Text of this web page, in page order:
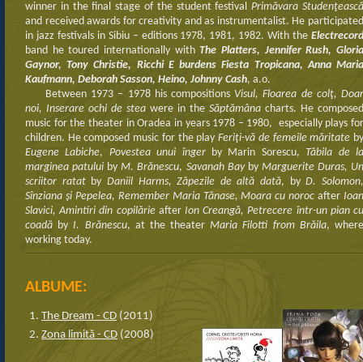
winner in the final stage of the student festivalPrimăvara
and received awards for creativity and as instrumentalist. He participated
in jazz festivals in Sibiu – editions 1978, 1981, 1982. With the Electrecord
band he toured internationally withThe Platters, Jennifer Rush,
Gaynor, Tony Christie, Ricchi E burdens Fiesta Tropicana, Anna Maria
Kaufmann, Deborah Sasson, Heino, Johnny Cash, a.o.
Between 1973 – 1978 his compositionsVisul, Floarea de colţ,
noi, Inserare ochi de stea were in the Săptămâna charts. He composed
music for the theater in Oradea in years 1978 – 1980, especially plays for
children. He composed music for the playFeriţi-vă de femeile măritate
Eugene Labiche, Povestea unui îngerby Marin Sorescu,Tăbila de
marginea patului byM. Brănescu, Savanah Bayby Marguerite Duras,
scriitor ratatby Daniil Harms, Zăpezile de altă dată, byD.
Sînziana şi Pepelea, Remember Maria Tănase, Moara cu noroc after
Slavici, Amintiri din copilărieafterIon Creangă, Petrecere într-un pian
coadă byI. Brănescu, at the theaterMaria Filotti from Brăila,
working today.
ALBUME:
The Dream - CD (2011)
Zona limită - CD (2008)